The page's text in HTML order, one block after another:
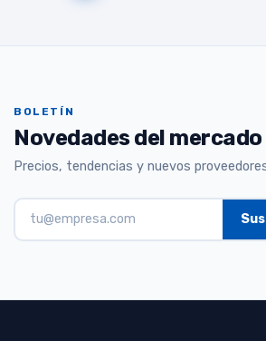
BOLETÍN
Novedades del mercado
Precios, tendencias y nuevos